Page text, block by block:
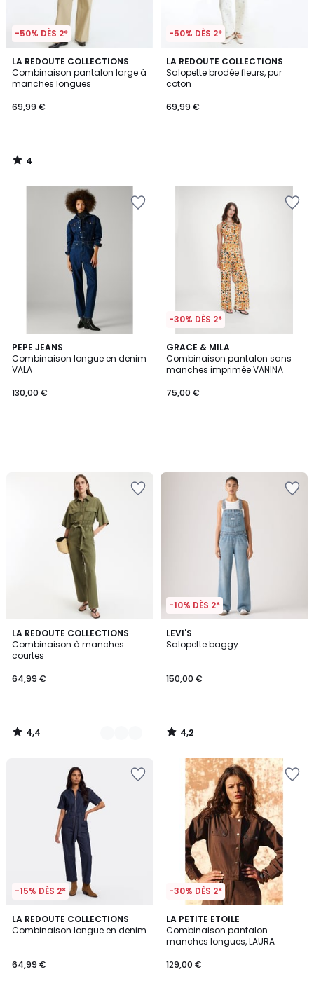
-50% DÈS 2*
LA REDOUTE COLLECTIONS
Combinaison pantalon large à
manches longues
69,99 €
4
/
5
4
/
-50% DÈS 2*
LA REDOUTE COLLECTIONS
Salopette brodée fleurs, pur
coton
69,99 €
PEPE JEANS
Combinaison longue en denim
VALA
130,00 €
-30% DÈS 2*
GRACE & MILA
Combinaison pantalon sans
manches imprimée VANINA
75,00 €
LA REDOUTE COLLECTIONS
Combinaison à manches
courtes
64,99 €
4,4
/ 5
2
Couleurs
4,4
/
-10% DÈS 2*
LEVI'S
Salopette baggy
150,00 €
4,2
/ 5
4,2
/
-15% DÈS 2*
LA REDOUTE COLLECTIONS
Combinaison longue en denim
64,99 €
5
/
-30% DÈS 2*
LA PETITE ETOILE
Combinaison pantalon
manches longues, LAURA
129,00 €